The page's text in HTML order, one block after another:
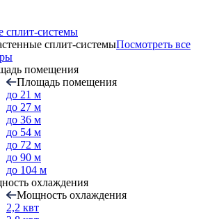
сплит-системы
сплит-системыПосмотреть все
помещения
Площадь помещения
до 21 м
до 27 м
до 36 м
до 54 м
до 72 м
до 90 м
до 104 м
охлаждения
Мощность охлаждения
2,2 квт